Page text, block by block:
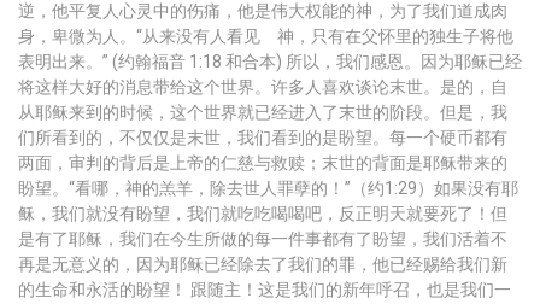
逆，他平复人心灵中的伤痛，他是伟大权能的神，为了我们道成肉
身，卑微为人。“从来没有人看见 神，只有在父怀里的独生子将他
表明出来。” (约翰福音 1:18 和合本) 所以，我们感恩。因为耶稣已经
将这样大好的消息带给这个世界。许多人喜欢谈论末世。是的，自
从耶稣来到的时候，这个世界就已经进入了末世的阶段。但是，我
们所看到的，不仅仅是末世，我们看到的是盼望。每一个硬币都有
两面，审判的背后是上帝的仁慈与救赎；末世的背面是耶稣带来的
盼望。“看哪，神的羔羊，除去世人罪孽的！”（约1:29）如果没有耶
稣，我们就没有盼望，我们就吃吃喝喝吧，反正明天就要死了！但
是有了耶稣，我们在今生所做的每一件事都有了盼望，我们活着不
再是无意义的，因为耶稣已经除去了我们的罪，他已经赐给我们新
的生命和永活的盼望！ 跟随主！这是我们的新年呼召，也是我们一